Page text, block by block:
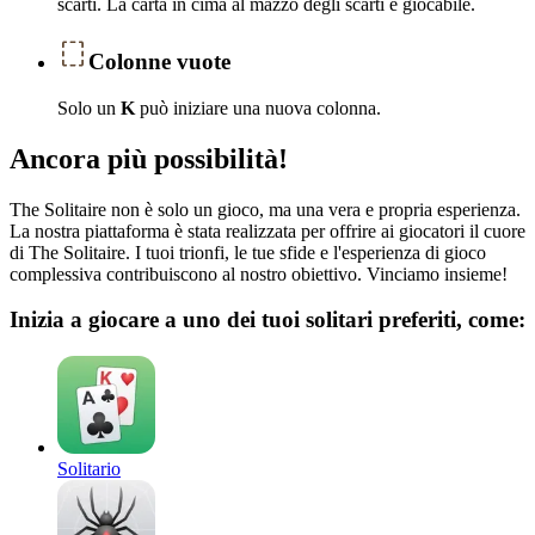
scarti. La carta in cima al mazzo degli scarti è giocabile.
Colonne vuote
Solo un K può iniziare una nuova colonna.
Ancora più possibilità!
The Solitaire non è solo un gioco, ma una vera e propria esperienza.
La nostra piattaforma è stata realizzata per offrire ai giocatori il cuore
di The Solitaire. I tuoi trionfi, le tue sfide e l'esperienza di gioco
complessiva contribuiscono al nostro obiettivo. Vinciamo insieme!
Inizia a giocare a uno dei tuoi solitari preferiti, come:
Solitario